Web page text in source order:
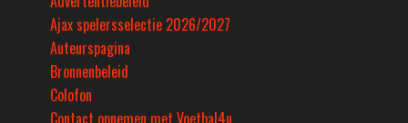
Ajax spelersselectie 2026/2027
Auteurspagina
Bronnenbeleid
Colofon
Contact opnemen met Voetbal4u